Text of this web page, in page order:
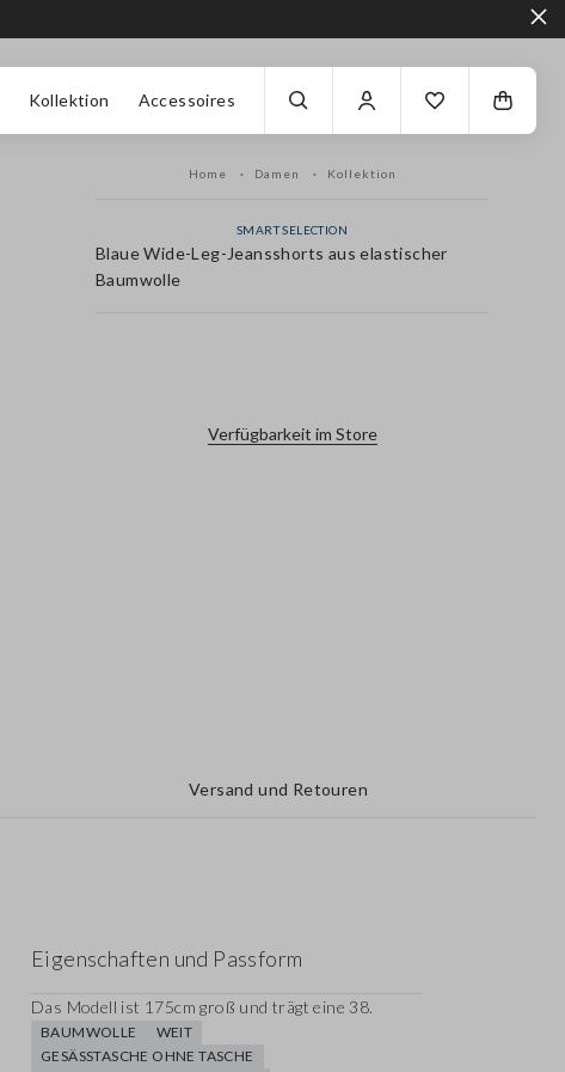
Kollektion Accessoires
Home Damen Kollektion
SMART SELECTION
Blaue Wide-Leg-Jeansshorts aus elastischer
Baumwolle
Verfügbarkeit im Store
Versand und Retouren
Eigenschaften und Passform
Das Modell ist 175cm groß und trägt eine 38.
BAUMWOLLE
WEIT
GESÄSSTASCHE OHNE TASCHE